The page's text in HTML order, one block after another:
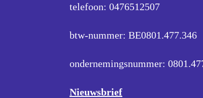
telefoon: 0476512507
btw-nummer: BE0801.477.346
ondernemingsnummer:
Nieuwsbrief